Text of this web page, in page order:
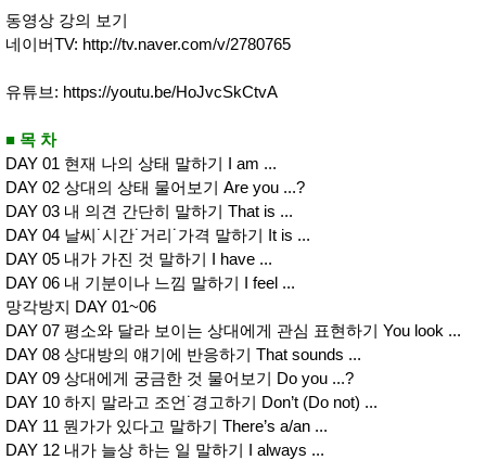
용품
WALL
DECO
Supplies
동영상 강의 보기
네이버TV: http://tv.naver.com/v/2780765
유튜브: https://youtu.be/HoJvcSkCtvA
■ 목 차
DAY 01 현재 나의 상태 말하기 I am ...
DAY 02 상대의 상태 물어보기 Are you ...?
DAY 03 내 의견 간단히 말하기 That is ...
DAY 04 날씨˙시간˙거리˙가격 말하기 It is ...
DAY 05 내가 가진 것 말하기 I have ...
DAY 06 내 기분이나 느낌 말하기 I feel ...
망각방지 DAY 01~06
DAY 07 평소와 달라 보이는 상대에게 관심 표현하기 You look ...
DAY 08 상대방의 얘기에 반응하기 That sounds ...
DAY 09 상대에게 궁금한 것 물어보기 Do you ...?
DAY 10 하지 말라고 조언˙경고하기 Don’t (Do not) ...
DAY 11 뭔가가 있다고 말하기 There’s a/an ...
DAY 12 내가 늘상 하는 일 말하기 I always ...